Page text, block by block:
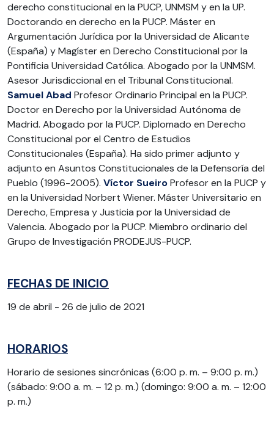
derecho constitucional en la PUCP, UNMSM y en la UP.
Doctorando en derecho en la PUCP. Máster en
Argumentación Jurídica por la Universidad de Alicante
(España) y Magíster en Derecho Constitucional por la
Pontificia Universidad Católica. Abogado por la UNMSM.
Asesor Jurisdiccional en el Tribunal Constitucional.
Samuel Abad Profesor Ordinario Principal en la PUCP.
Doctor en Derecho por la Universidad Autónoma de
Madrid. Abogado por la PUCP. Diplomado en Derecho
Constitucional por el Centro de Estudios
Constitucionales (España). Ha sido primer adjunto y
adjunto en Asuntos Constitucionales de la Defensoría del
Pueblo (1996-2005). Víctor SueiroProfesor en la PUCP y
en la Universidad Norbert Wiener. Máster Universitario en
Derecho, Empresa y Justicia por la Universidad de
Valencia. Abogado por la PUCP. Miembro ordinario del
Grupo de Investigación PRODEJUS-PUCP.
FECHAS DE INICIO
19 de abril - 26 de julio de 2021
HORARIOS
Horario de sesiones sincrónicas (6:00 p. m. – 9:00 p. m.)
(sábado: 9:00 a. m. – 12 p. m.) (domingo: 9:00 a. m. – 12:00
p. m.)